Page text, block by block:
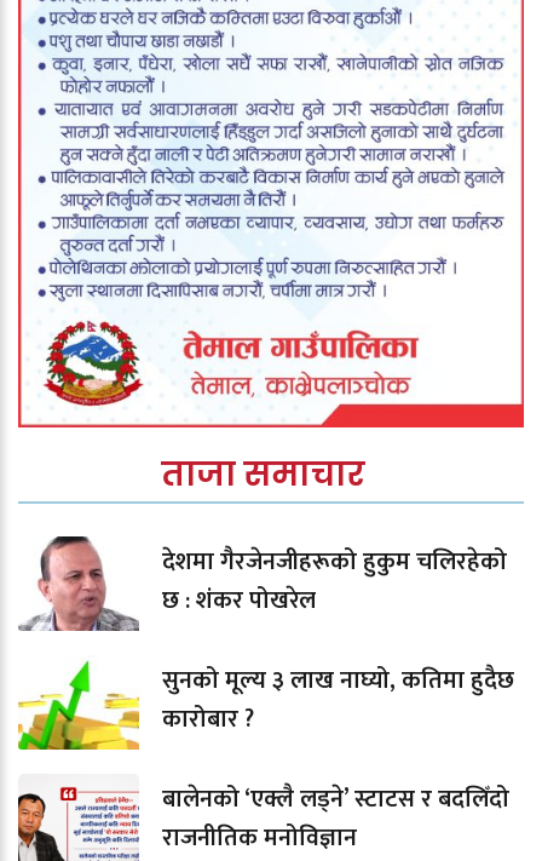
ताजा समाचार
देशमा गैरजेनजीहरूको हुकुम चलिरहेको
छ : शंकर पोखरेल
सुनको मूल्य ३ लाख नाघ्यो, कतिमा हुदैछ
कारोबार ?
बालेनको ‘एक्लै लड्ने’ स्टाटस र बदलिँदो
राजनीतिक मनोविज्ञान